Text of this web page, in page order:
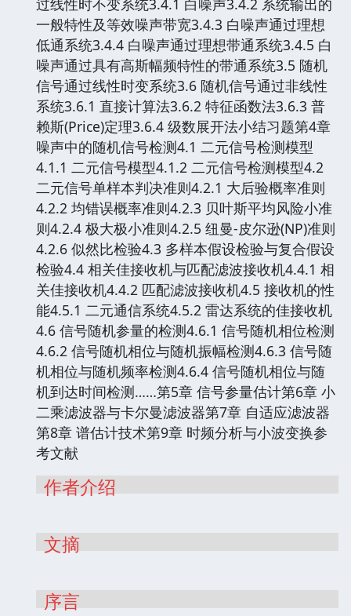
过线性时不变系统3.4.1 白噪声3.4.2 系统输出的
一般特性及等效噪声带宽3.4.3 白噪声通过理想
低通系统3.4.4 白噪声通过理想带通系统3.4.5 白
噪声通过具有高斯幅频特性的带通系统3.5 随机
信号通过线性时变系统3.6 随机信号通过非线性
系统3.6.1 直接计算法3.6.2 特征函数法3.6.3 普
赖斯(Price)定理3.6.4 级数展开法小结习题第4章
噪声中的随机信号检测4.1 二元信号检测模型
4.1.1 二元信号模型4.1.2 二元信号检测模型4.2
二元信号单样本判决准则4.2.1 大后验概率准则
4.2.2 均错误概率准则4.2.3 贝叶斯平均风险小准
则4.2.4 极大极小准则4.2.5 纽曼-皮尔逊(NP)准则
4.2.6 似然比检验4.3 多样本假设检验与复合假设
检验4.4 相关佳接收机与匹配滤波接收机4.4.1 相
关佳接收机4.4.2 匹配滤波接收机4.5 接收机的性
能4.5.1 二元通信系统4.5.2 雷达系统的佳接收机
4.6 信号随机参量的检测4.6.1 信号随机相位检测
4.6.2 信号随机相位与随机振幅检测4.6.3 信号随
机相位与随机频率检测4.6.4 信号随机相位与随
机到达时间检测……第5章 信号参量估计第6章 小
二乘滤波器与卡尔曼滤波器第7章 自适应滤波器
第8章 谱估计技术第9章 时频分析与小波变换参
考文献
作者介绍
文摘
序言